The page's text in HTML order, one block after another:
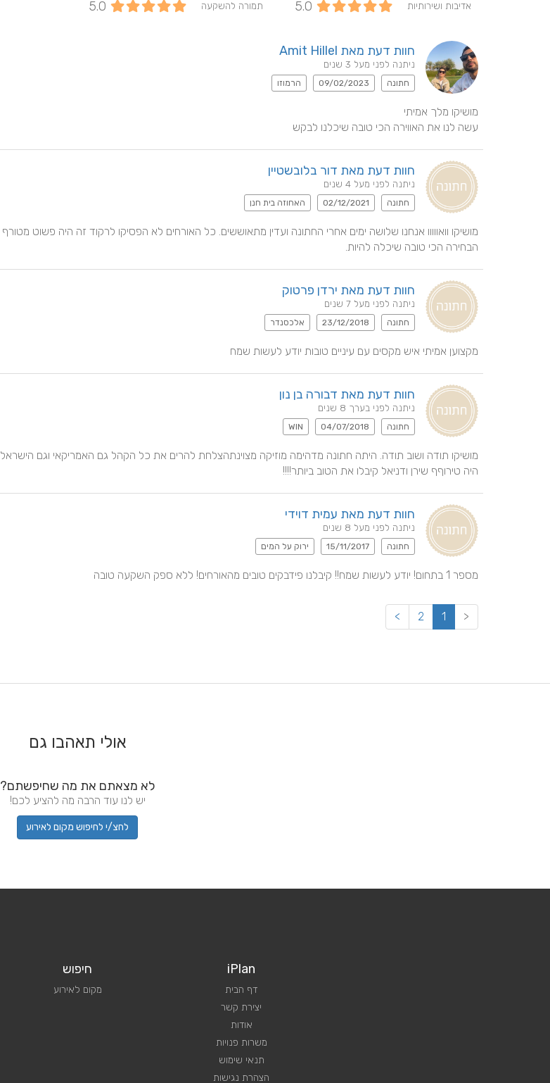
אדיבות ושירותיות 5.0 תמורה להשקעה 5.0
חוות דעת מאת Amit Hillel
ניתנה לפני מעל 3 שנים
חתונה 09/02/2023 הרמוזו
עשה לנו את האווירה הכי טובה שיכלנו לבקש
חוות דעת מאת דור בלובשטיין
ניתנה לפני מעל 4 שנים
חתונה 02/12/2021 האחוזה בית חנן
הבחירה הכי טובה שיכלה להיות.
חוות דעת מאת ירדן פרטוק
ניתנה לפני מעל 7 שנים
חתונה 23/12/2018 אלכסנדר
מקצוען אמיתי איש מקסים עם עיניים טובות יודע לעשות שמח
חוות דעת מאת דבורה בן נון
ניתנה לפני בערך 8 שנים
חתונה 04/07/2018
WIN
היה טירוףף שירן ודניאל קיבלו את הטוב ביותר!!!!
חוות דעת מאת עמית דוידי
ניתנה לפני מעל 8 שנים
חתונה 15/11/2017 ירוק על המים
מספר 1 בתחום! יודע לעשות שמח!! קיבלנו פידבקים טובים מהאורחים! ללא ספק השקעה טובה
<
1
2
>
אולי תאהבו גם
לא מצאתם את מה שחיפשתם?
יש לנו עוד הרבה מה להציע לכם!
לחצ/י לחיפוש מקום לאירוע
iPlan
דף הבית
יצירת קשר
אודות
משרות פנויות
תנאי שימוש
הצהרת נגישות
חיפוש
מקום לאירוע